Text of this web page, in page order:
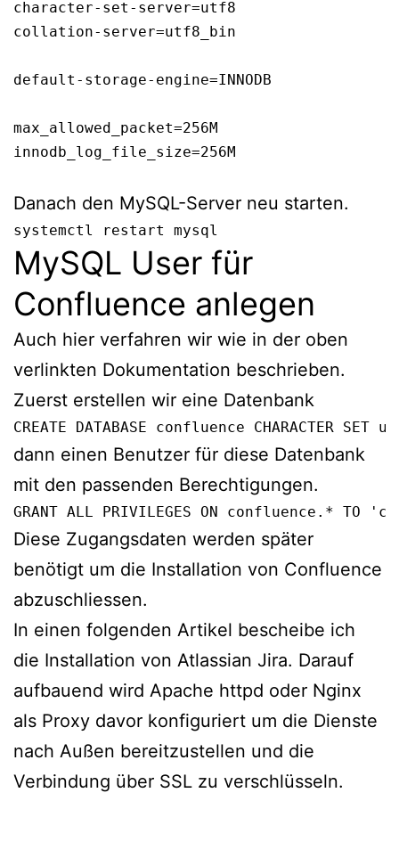
character-set-server=utf8
collation-server=utf8_bin
default-storage-engine=INNODB
max_allowed_packet=256M
innodb_log_file_size=256M
Danach den MySQL-Server neu starten.
systemctl restart mysql
MySQL User für
Confluence anlegen
Auch hier verfahren wir wie in der oben
verlinkten Dokumentation beschrieben.
Zuerst erstellen wir eine Datenbank
CREATE DATABASE confluence CHARACTER
dann einen Benutzer für diese Datenbank
mit den passenden Berechtigungen.
GRANT ALL PRIVILEGES ON confluence.*
Diese Zugangsdaten werden später
benötigt um die Installation von Confluence
abzuschliessen.
In einen folgenden Artikel bescheibe ich
die Installation von Atlassian Jira. Darauf
aufbauend wird Apache httpd oder Nginx
als Proxy davor konfiguriert um die Dienste
nach Außen bereitzustellen und die
Verbindung über SSL zu verschlüsseln.